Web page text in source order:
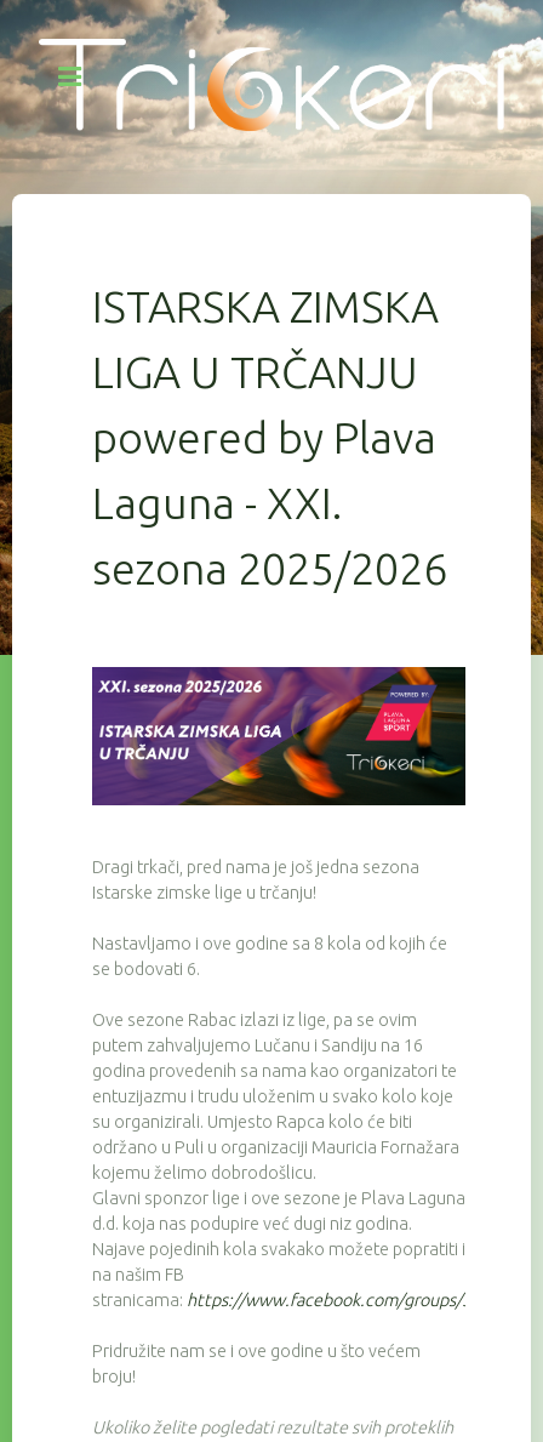
ISTARSKA ZIMSKA
LIGA U TRČANJU
powered by Plava
Laguna - XXI.
sezona 2025/2026
Dragi trkači, pred nama je još jedna sezona
Istarske zimske lige u trčanju!
Nastavljamo i ove godine sa 8 kola od kojih će
se bodovati 6.
Ove sezone Rabac izlazi iz lige, pa se ovim
putem zahvaljujemo Lučanu i Sandiju na 16
godina provedenih sa nama kao organizatori te
entuzijazmu i trudu uloženim u svako kolo koje
su organizirali. Umjesto Rapca kolo će biti
održano u Puli u organizaciji Mauricia Fornažara
kojemu želimo dobrodošlicu.
Glavni sponzor lige i ove sezone je Plava Laguna
d.d. koja nas podupire već dugi niz godina.
Najave pojedinih kola svakako možete popratiti i
na našim FB
stranicama: https://www.facebook.com/groups/
Pridružite nam se i ove godine u što većem
broju!
Ukoliko želite pogledati rezultate svih proteklih